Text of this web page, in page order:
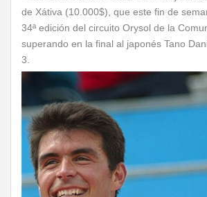
de Xátiva (10.000$), que este fin de
34ª edición del circuito Orysol de la
superando en la final al japonés Tano
3.